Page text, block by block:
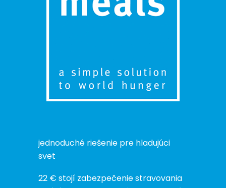
jednoduché riešenie pre hladujúci
svet
22 € stojí zabezpečenie stravovania